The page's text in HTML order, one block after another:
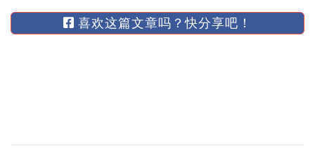
喜欢这篇文章吗？快分享吧！